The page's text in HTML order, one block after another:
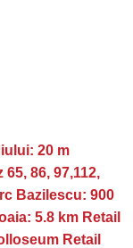
20 m
86, 97,112,
Bazilescu: 900
5.8 km Retail
Retail